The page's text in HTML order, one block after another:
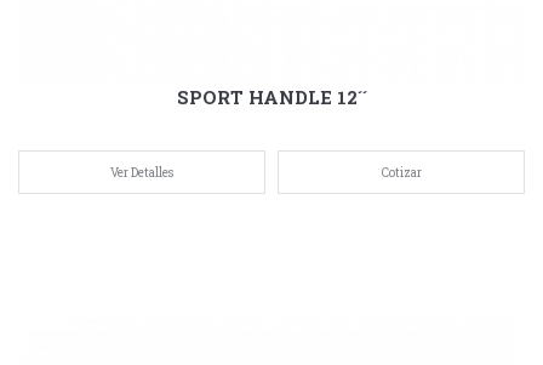
SPORT HANDLE 12´´
Ver Detalles Cotizar